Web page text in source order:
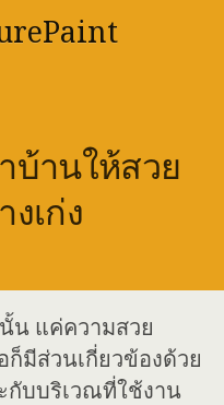
บ้านให้สวย
เก่ง
น แค่ความสวย
มีส่วนเกี่ยวข้องด้วย
กับบริเวณที่ใช้งาน